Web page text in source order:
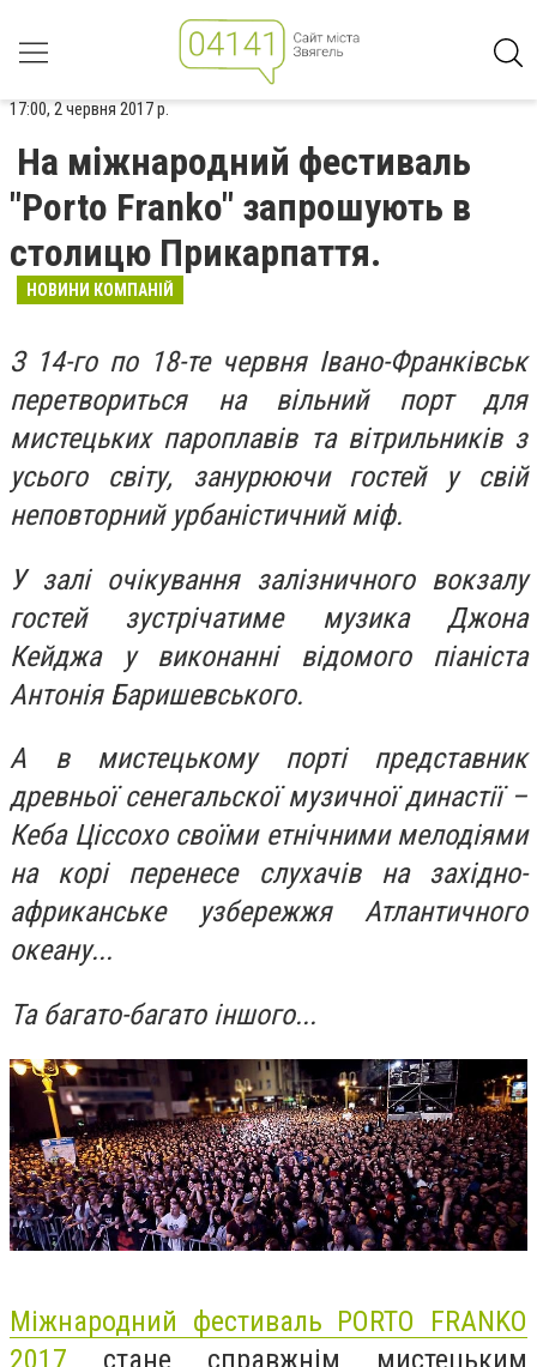
17:00, 2 червня 2017 р.
На міжнародний фестиваль
"Porto Franko" запрошують в
столицю Прикарпаття.
НОВИНИ КОМПАНІЙ
З 14-го по 18-те червня Івано-Франківськ
перетвориться на вільний порт для
мистецьких пароплавів та вітрильників з
усього світу, занурюючи гостей у свій
неповторний урбаністичний міф.
У залі очікування залізничного вокзалу
гостей зустрічатиме музика Джона
Кейджа у виконанні відомого піаніста
Антонія Баришевського.
А в мистецькому порті представник
древньої сенегальскої музичної династії –
Кеба Ціссохо своїми етнічними мелодіями
на корі перенесе слухачів на західно-
африканське узбережжя Атлантичного
океану...
Та багато-багато іншого...
Міжнародний фестиваль PORTO FRANKO